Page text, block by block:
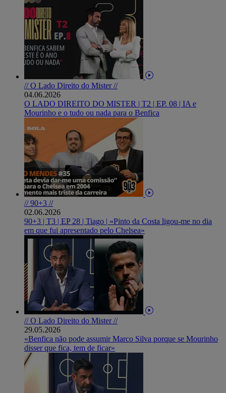
// O Lado Direito do Mister //
04.06.2026
O LADO DIREITO DO MISTER | T2 | EP. 08 | IA e
Mourinho e o tudo ou nada para o Benfica
// 90+3 //
02.06.2026
90+3 | T3 | EP 28 | Tiago | «Pinto da Costa ligou-me no dia
em que fui apresentado pelo Chelsea»
// O Lado Direito do Mister //
29.05.2026
«Benfica não pode assumir Marco Silva porque se Mourinho
disser que fica, tem de ficar»